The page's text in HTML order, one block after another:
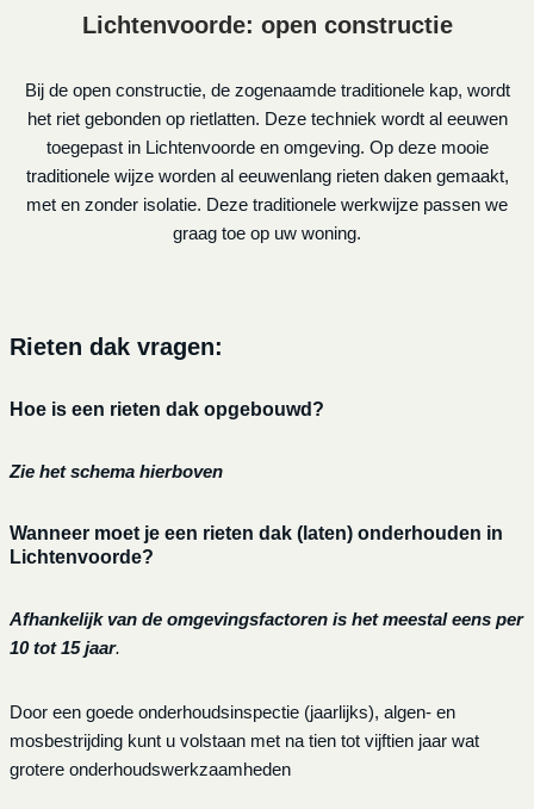
Lichtenvoorde: open constructie
Bij de open constructie, de zogenaamde traditionele kap, wordt
het riet gebonden op rietlatten. Deze techniek wordt al eeuwen
toegepast in Lichtenvoorde en omgeving. Op deze mooie
traditionele wijze worden al eeuwenlang rieten daken gemaakt,
met en zonder isolatie. Deze traditionele werkwijze passen we
graag toe op uw woning.
Rieten dak vragen:
Hoe is een rieten dak opgebouwd?
Zie het schema hierboven
Wanneer moet je een rieten dak (laten) onderhouden in
Lichtenvoorde?
Afhankelijk van de omgevingsfactoren is het meestal eens per
10 tot 15 jaar.
Door een goede onderhoudsinspectie (jaarlijks), algen- en
mosbestrijding kunt u volstaan met na tien tot vijftien jaar wat
grotere onderhoudswerkzaamheden